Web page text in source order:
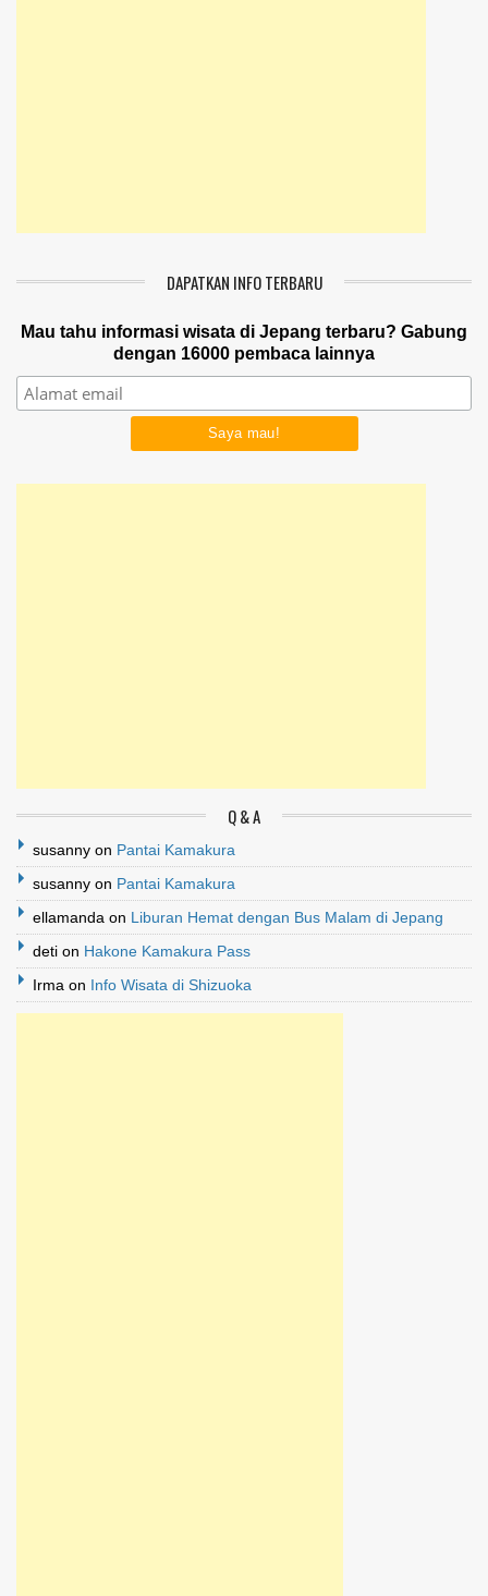
DAPATKAN INFO TERBARU
Mau tahu informasi wisata di Jepang terbaru? Gabung
dengan 16000 pembaca lainnya
Q & A
susanny on Pantai Kamakura
susanny on Pantai Kamakura
ellamanda on Liburan Hemat dengan Bus Malam di Jepang
deti on Hakone Kamakura Pass
Irma on Info Wisata di Shizuoka